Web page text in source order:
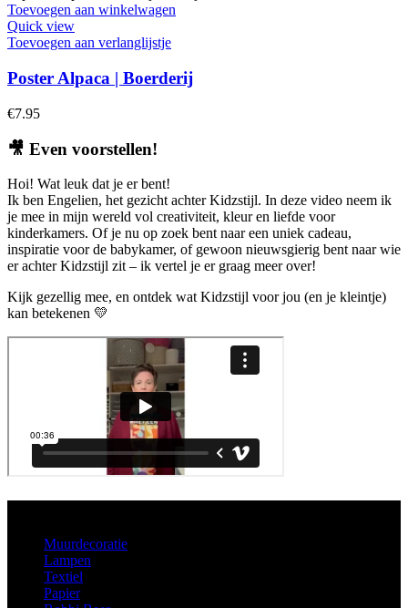
Toevoegen aan winkelwagen
Quick view
Toevoegen aan verlanglijstje
Poster Alpaca | Boerderij
€7.95
🎥 Even voorstellen!
Hoi! Wat leuk dat je er bent!
Ik ben Engelien, het gezicht achter Kidzstijl. In deze video neem ik
je mee in mijn wereld vol creativiteit, kleur en liefde voor
kinderkamers. Of je nu op zoek bent naar een uniek cadeau,
inspiratie voor de babykamer, of gewoon nieuwsgierig bent naar wie
er achter Kidzstijl zit – ik vertel je er graag meer over!
Kijk gezellig mee, en ontdek wat Kidzstijl voor jou (en je kleintje)
kan betekenen 💛
Muurdecoratie
Lampen
Textiel
Papier